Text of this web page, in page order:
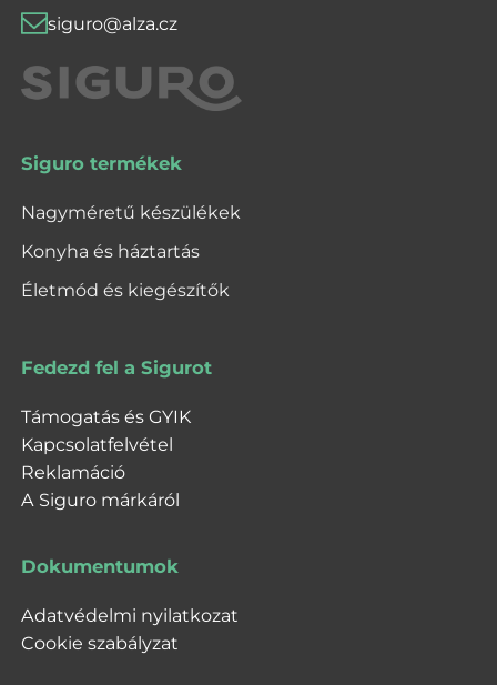
siguro@alza.cz
Siguro termékek
Nagyméretű készülékek
Konyha és háztartás
Életmód és kiegészítők
Fedezd fel a Sigurot
Támogatás és GYIK
Kapcsolatfelvétel
Reklamáció
A Siguro márkáról
Dokumentumok
Adatvédelmi nyilatkozat
Cookie szabályzat